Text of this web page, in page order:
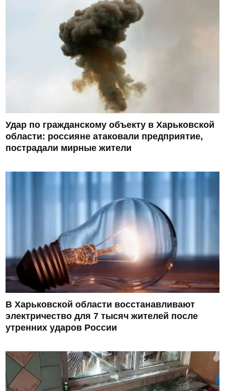
Удар по гражданскому объекту в Харьковской
области: россияне атаковали предприятие,
пострадали мирные жители
В Харьковской области восстанавливают
электричество для 7 тысяч жителей после
утренних ударов России